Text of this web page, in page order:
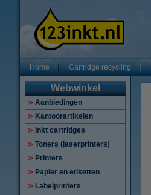
Home Cartridge recycling
Webwinkel
Aanbiedingen
Kantoorartikelen
Inkt cartridges
Toners (laserprinters)
Printers
Papier en etiketten
Labelprinters